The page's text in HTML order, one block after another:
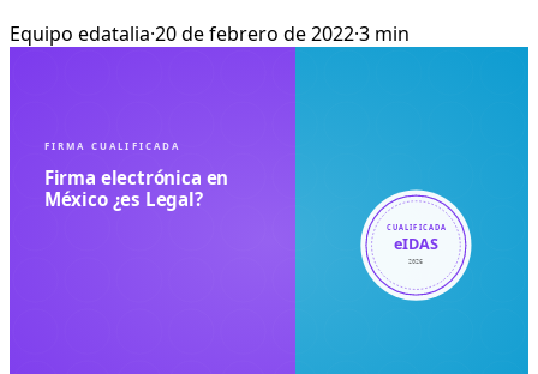
Equipo edatalia·20 de febrero de 2022·3 min